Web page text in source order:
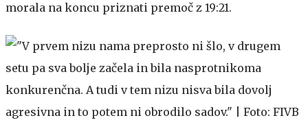
morala na koncu priznati premoč z 19:21.